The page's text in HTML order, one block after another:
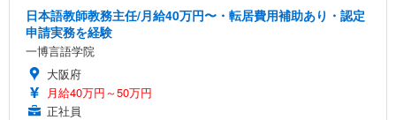
日本語教師教務主任/月給40万円〜・転居費用補助あり・認定
申請実務を経験
一博言語学院
大阪府
月給40万円～50万円
正社員